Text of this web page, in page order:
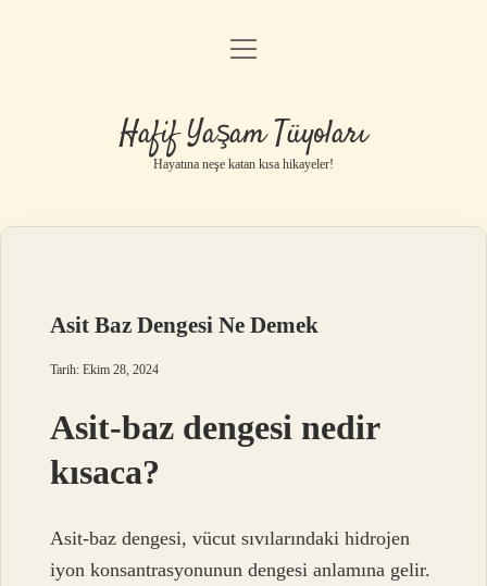
Anasayfa
Yasal Uyarı
menüyü
Hafif Yaşam Tüyoları
Hayatına neşe katan kısa hikayeler!
Asit Baz Dengesi Ne Demek
Tarih: Ekim 28, 2024
Asit-baz dengesi nedir
kısaca?
Asit-baz dengesi, vücut sıvılarındaki hidrojen
iyon konsantrasyonunun dengesi anlamına gelir.